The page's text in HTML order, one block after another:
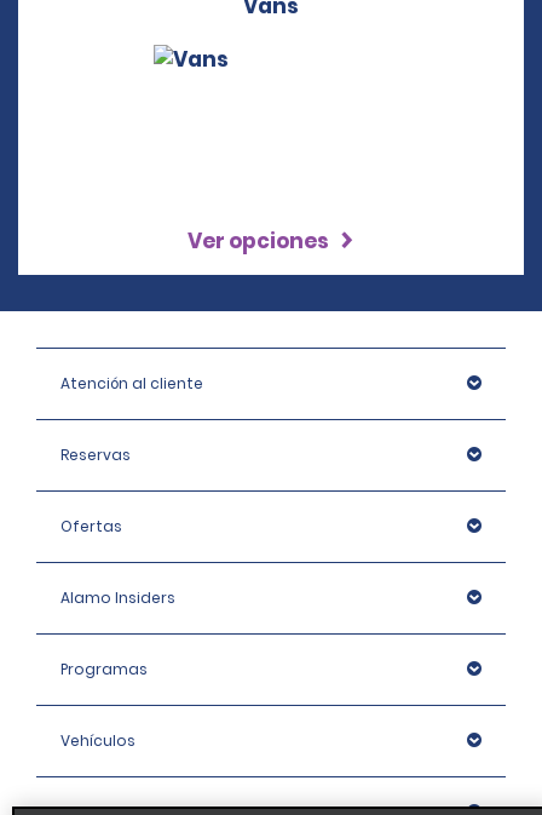
Vans
Ver opciones
Atención al cliente
Reservas
Ofertas
Alamo Insiders
Programas
Vehículos